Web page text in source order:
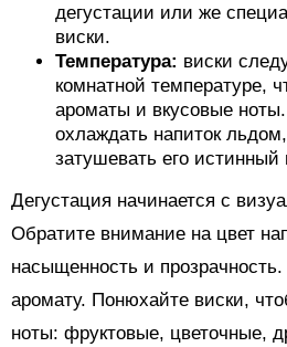
дегустации или же
виски.
Температура: виски
комнатной температуре,
ароматы и вкусовые
охлаждать напиток
затушевать его истинный
Дегустация начинается с
Обратите внимание на цвет
насыщенность и
аромату. Понюхайте виски,
ноты: фруктовые, цветочные,